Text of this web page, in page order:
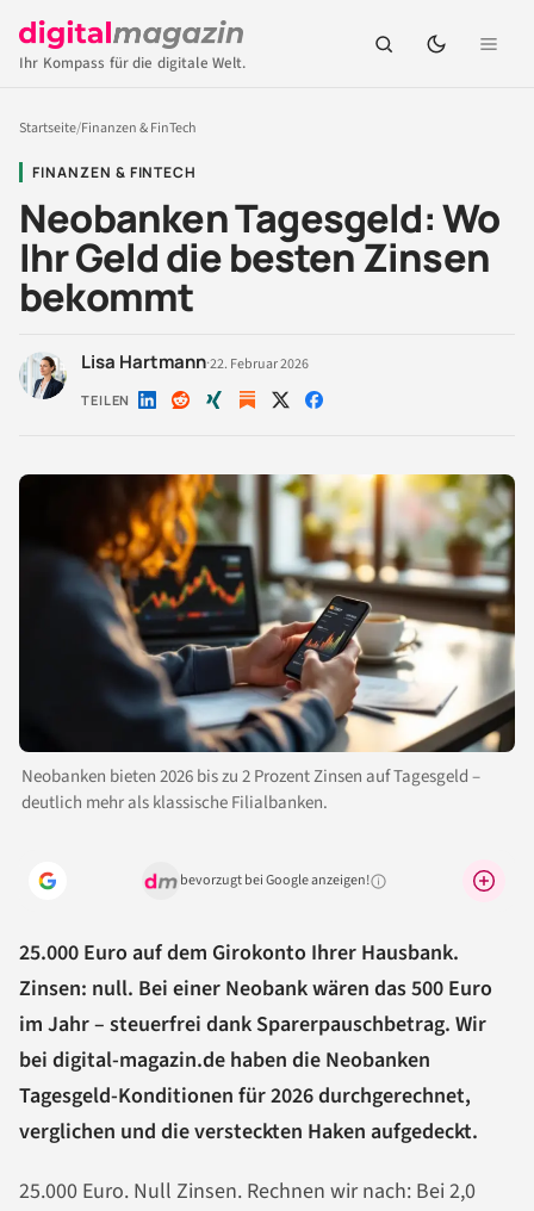
Ihr Kompass für die digitale Welt.
Startseite/Finanzen & FinTech
FINANZEN & FINTECH
Neobanken Tagesgeld: Wo
Ihr Geld die besten Zinsen
bekommt
Lisa Hartmann·22. Februar 2026
TEILEN Auf Auf Auf Auf Auf
Neobanken bieten 2026 bis zu 2 Prozent Zinsen auf Tagesgeld –
deutlich mehr als klassische Filialbanken.
bevorzugt bei Google anzeigen!Warum lohnt sich das?
25.000 Euro auf dem Girokonto Ihrer Hausbank.
Zinsen: null. Bei einer Neobank wären das 500 Euro
im Jahr – steuerfrei dank Sparerpauschbetrag. Wir
bei digital-magazin.de haben die Neobanken
Tagesgeld-Konditionen für 2026 durchgerechnet,
verglichen und die versteckten Haken aufgedeckt.
25.000 Euro. Null Zinsen. Rechnen wir nach: Bei 2,0